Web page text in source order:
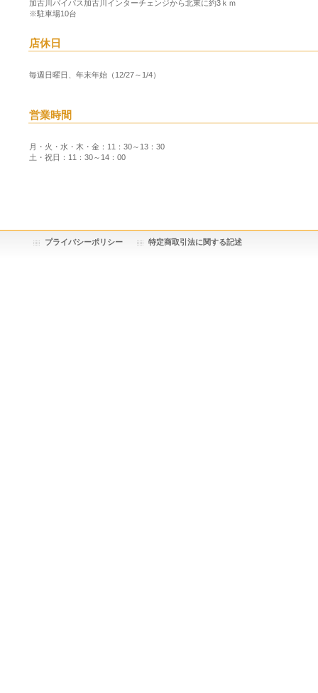
加古川バイパス加古川インターチェンジから北東に約3ｋｍ
※駐車場10台
店休日
毎週日曜日、年末年始（12/27～1/4）
営業時間
月・火・水・木・金：11：30～13：30
土・祝日：11：30～14：00
プライバシーポリシー 特定商取引法に関する記述